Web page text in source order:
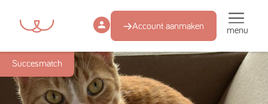
Account aanmaken menu
Succesmatch